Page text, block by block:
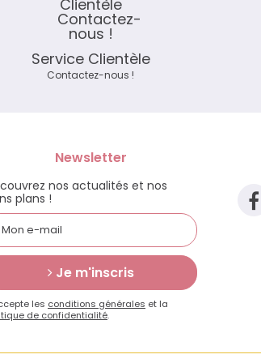
Service Clientèle
Contactez-nous !
Newsletter
nos actualités et nos
plans !
Je m'inscris
les conditions générales et la
de confidentialité.